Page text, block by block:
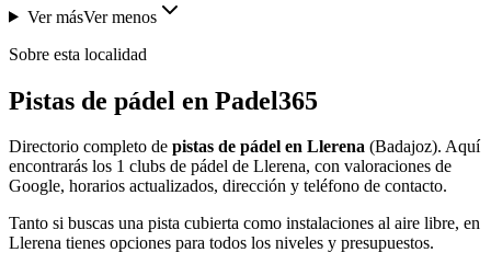
Ver másVer menos
Sobre esta localidad
Pistas de pádel en Padel365
Directorio completo de pistas de pádel en Llerena (Badajoz). Aquí
encontrarás los 1 clubs de pádel de Llerena, con valoraciones de
Google, horarios actualizados, dirección y teléfono de contacto.
Tanto si buscas una pista cubierta como instalaciones al aire libre, en
Llerena tienes opciones para todos los niveles y presupuestos.